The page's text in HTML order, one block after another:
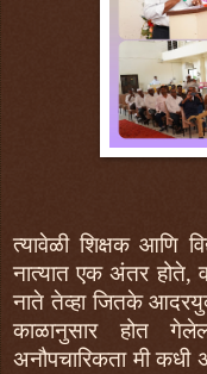
त्यावेळी शिक्षक आणि
नात्यात एक अंतर होते,
नाते तेव्हा जितके
काळानुसार होत
अनौपचारिकता मी